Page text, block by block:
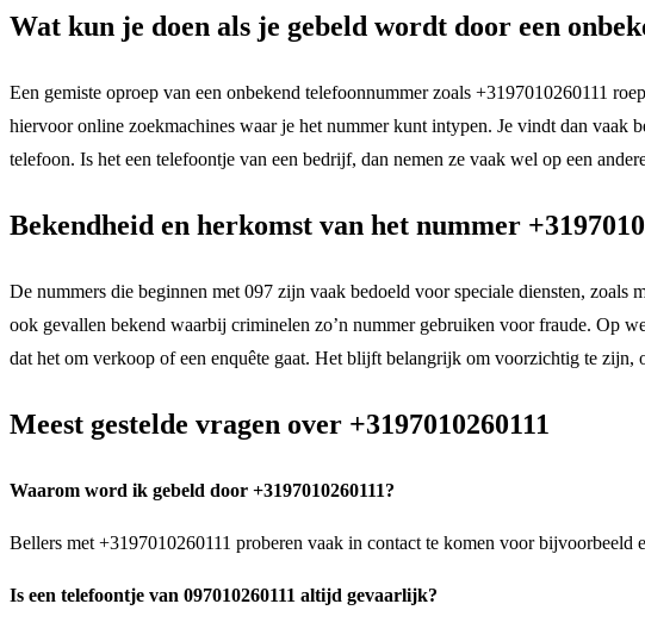
Wat kun je doen als je gebeld wordt door een
Een gemiste oproep van een onbekend telefoonnummer zoals +3197010260111
hiervoor online zoekmachines waar je het nummer kunt intypen. Je vindt dan
telefoon. Is het een telefoontje van een bedrijf, dan nemen ze vaak wel op een
Bekendheid en herkomst van het nummer
De nummers die beginnen met 097 zijn vaak bedoeld voor speciale diensten,
ook gevallen bekend waarbij criminelen zo’n nummer gebruiken voor fraude. Op
dat het om verkoop of een enquête gaat. Het blijft belangrijk om voorzichtig te
Meest gestelde vragen over +3197010260111
Waarom word ik gebeld door +3197010260111?
Bellers met +3197010260111 proberen vaak in contact te komen voor
Is een telefoontje van 097010260111 altijd gevaarlijk?